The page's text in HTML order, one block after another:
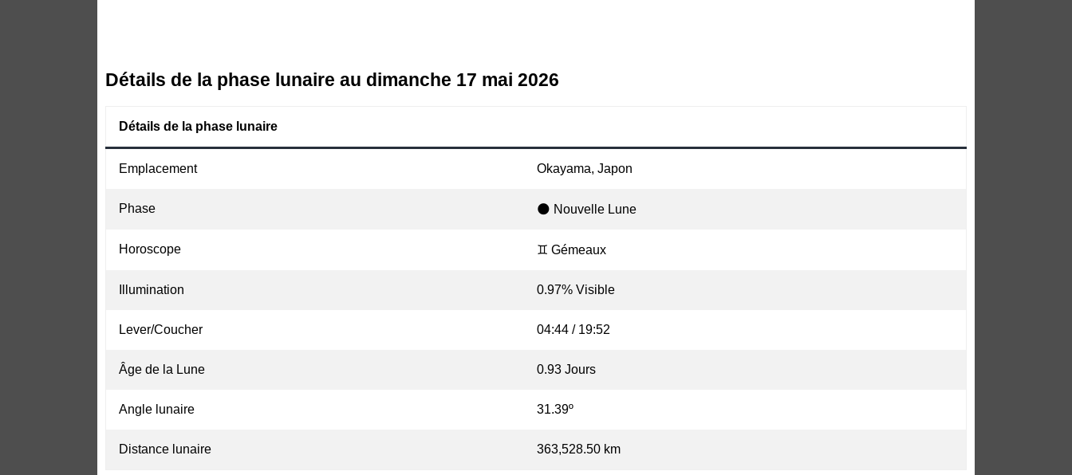
Détails de la phase lunaire au dimanche 17 mai 2026
Détails de la phase lunaire
Emplacement Okayama, Japon
Phase 🌑 Nouvelle Lune
Horoscope ♊ Gémeaux
Illumination 0.97% Visible
Lever/Coucher 04:44 / 19:52
Âge de la Lune 0.93 Jours
Angle lunaire 31.39º
Distance lunaire 363,528.50 km